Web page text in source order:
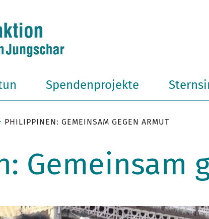
Spendenprojekte
PHILIPPINEN: GEMEINSAM GEGEN ARMUT
Gemeinsam